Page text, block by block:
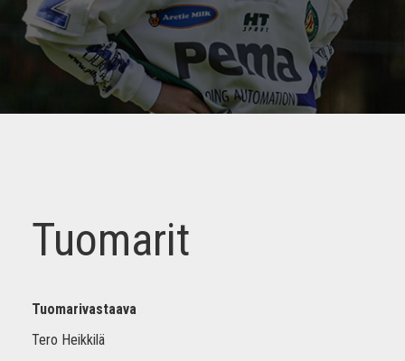
Tuomarit
Tuomarivastaava
Tero Heikkilä